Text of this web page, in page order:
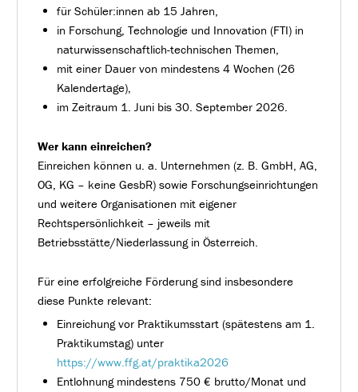
für Schüler:innen ab 15 Jahren,
in Forschung, Technologie und Innovation (FTI) in
naturwissenschaftlich-technischen Themen,
mit einer Dauer von mindestens 4 Wochen (26
Kalendertage),
im Zeitraum 1. Juni bis 30. September 2026.
Wer kann einreichen?
Einreichen können u. a. Unternehmen (z. B. GmbH, AG,
OG, KG – keine GesbR) sowie Forschungseinrichtungen
und weitere Organisationen mit eigener
Rechtspersönlichkeit – jeweils mit
Betriebsstätte/Niederlassung in Österreich.
Für eine erfolgreiche Förderung sind insbesondere
diese Punkte relevant:
Einreichung vor Praktikumsstart (spätestens am 1.
Praktikumstag) unter
https://www.ffg.at/praktika2026
Entlohnung mindestens 750 € brutto/Monat und